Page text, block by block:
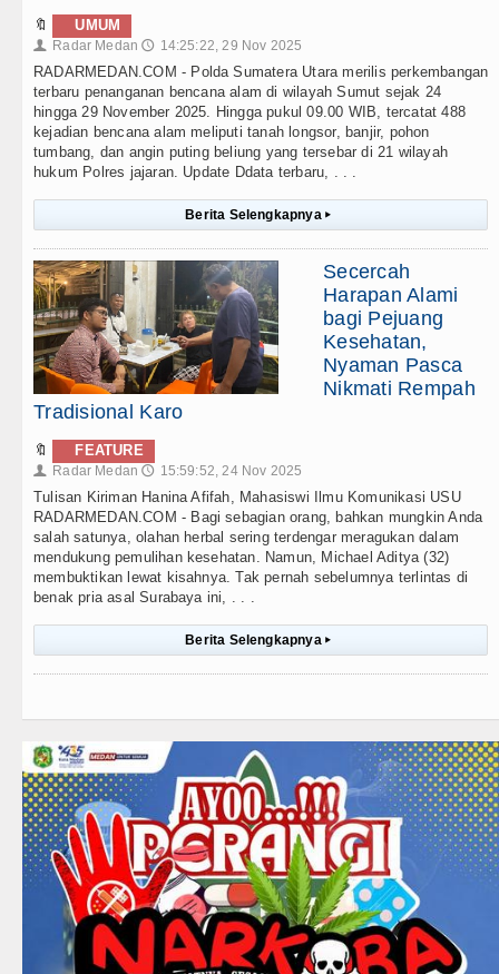
🔖 UMUM
👤 Radar Medan 🕔 14:25:22, 29 Nov 2025
RADARMEDAN.COM - Polda Sumatera Utara merilis perkembangan
terbaru penanganan bencana alam di wilayah Sumut sejak 24
hingga 29 November 2025. Hingga pukul 09.00 WIB, tercatat 488
kejadian bencana alam meliputi tanah longsor, banjir, pohon
tumbang, dan angin puting beliung yang tersebar di 21 wilayah
hukum Polres jajaran. Update Ddata terbaru, . . .
Berita Selengkapnya ▸
Secercah
Harapan Alami
bagi Pejuang
Kesehatan,
Nyaman Pasca
Nikmati Rempah
Tradisional Karo
🔖 FEATURE
👤 Radar Medan 🕔 15:59:52, 24 Nov 2025
Tulisan Kiriman Hanina Afifah, Mahasiswi Ilmu Komunikasi USU
RADARMEDAN.COM - Bagi sebagian orang, bahkan mungkin Anda
salah satunya, olahan herbal sering terdengar meragukan dalam
mendukung pemulihan kesehatan. Namun, Michael Aditya (32)
membuktikan lewat kisahnya. Tak pernah sebelumnya terlintas di
benak pria asal Surabaya ini, . . .
Berita Selengkapnya ▸